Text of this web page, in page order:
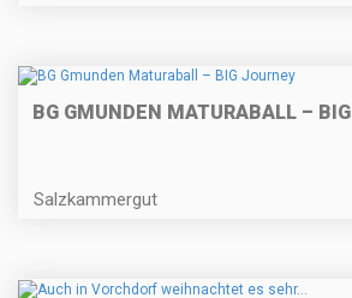
BG GMUNDEN MATURABALL –
Salzkammergut